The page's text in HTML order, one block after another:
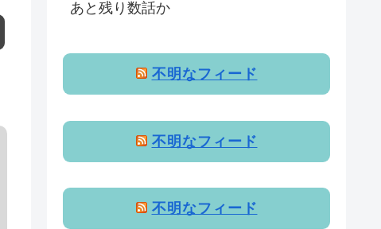
あと残り数話か
不明なフィード
不明なフィード
不明なフィード